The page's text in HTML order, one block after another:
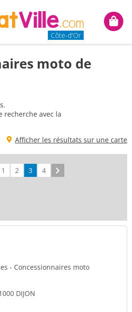
Côte-d'Or
Mon
moto de
recherche avec la
Afficher les résultats sur une carte
1 2 3 4
- Concessionnaires moto
DIJON